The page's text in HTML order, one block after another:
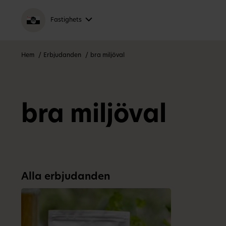
Fastighets
Hem Erbjudanden bra miljöval
bra miljöval
Alla erbjudanden